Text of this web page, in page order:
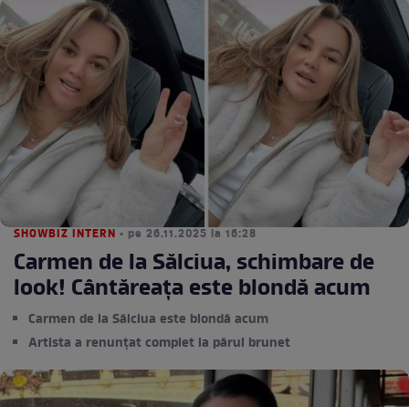
SHOWBIZ INTERN • pe 26.11.2025 la 16:28
Carmen de la Sălciua, schimbare de
look! Cântăreața este blondă acum
Carmen de la Sălciua este blondă acum
Artista a renunțat complet la părul brunet